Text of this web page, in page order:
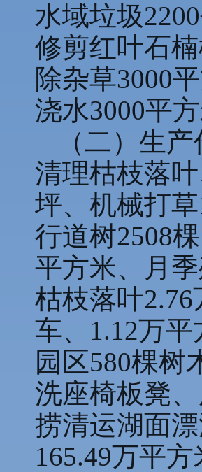
水域垃圾
修剪红叶石
除杂草3000
浇水3000平
（二）生
清理枯枝落
坪、机械打
行道树2508
平方米、月
枯枝落叶
车、1.12万
园区580棵树
洗座椅板凳
捞清运湖面
165.49万平